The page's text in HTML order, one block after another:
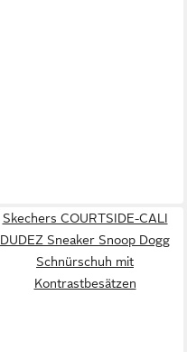
Skechers COURTSIDE-CALI
DUDEZ Sneaker Snoop Dogg
Schnürschuh mit
Kontrastbesätzen